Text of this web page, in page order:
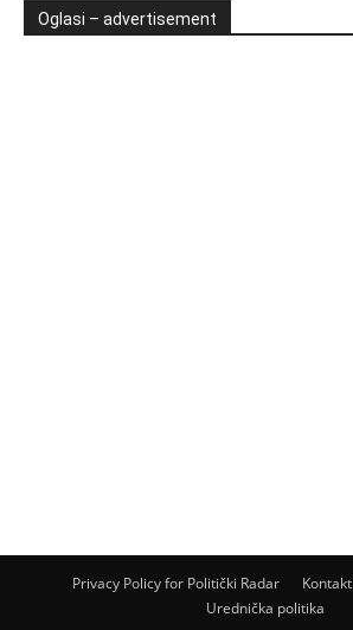
Oglasi – advertisement
Privacy Policy for Politički Radar Kontakt
Urednička politika